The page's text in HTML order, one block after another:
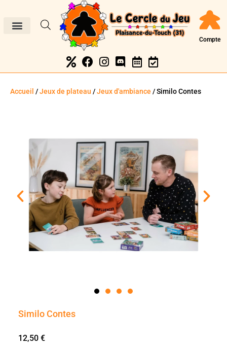
Compte
Accueil /Jeux de plateau /Jeux d'ambiance / Similo Contes
Similo Contes
12,50 €